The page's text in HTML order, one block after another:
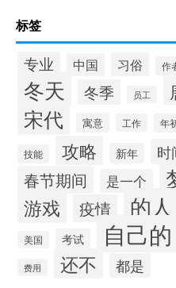
标签
专业 中国 习俗 作
冬天 冬季 员工
宋代 寓意 工作 年
技能 攻略 新年 时
春节期间 是一个
游戏 疫情 的人
美国 考试 自己的
费用 还不 都是